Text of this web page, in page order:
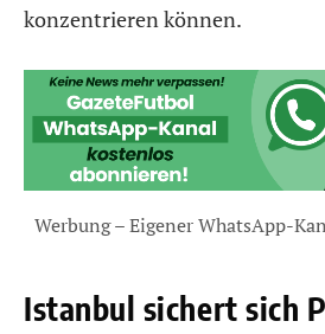
konzentrieren können.
Werbung – Eigener WhatsApp-
Istanbul sichert sich